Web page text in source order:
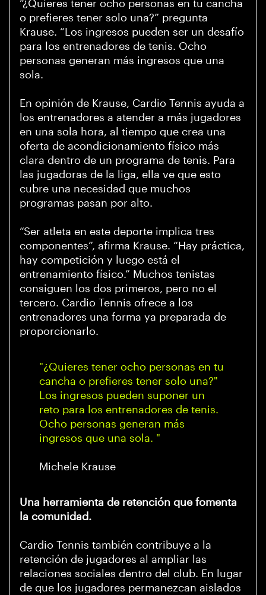
“¿Quieres tener ocho personas en tu cancha
o prefieres tener solo una?” pregunta
Krause. “Los ingresos pueden ser un desafío
para los entrenadores de tenis. Ocho
personas generan más ingresos que una
sola.
En opinión de Krause, Cardio Tennis ayuda a
los entrenadores a atender a más jugadores
en una sola hora, al tiempo que crea una
oferta de acondicionamiento físico más
clara dentro de un programa de tenis. Para
las jugadoras de la liga, ella ve que esto
cubre una necesidad que muchos
programas pasan por alto.
“Ser atleta en este deporte implica tres
componentes”, afirma Krause. “Hay práctica,
hay competición y luego está el
entrenamiento físico.” Muchos tenistas
consiguen los dos primeros, pero no el
tercero. Cardio Tennis ofrece a los
entrenadores una forma ya preparada de
proporcionarlo.
"¿Quieres tener ocho personas en tu
cancha o prefieres tener solo una?"
Los ingresos pueden suponer un
reto para los entrenadores de tenis.
Ocho personas generan más
ingresos que una sola. "
Michele Krause
Una herramienta de retención que fomenta
la comunidad.
Cardio Tennis también contribuye a la
retención de jugadores al ampliar las
relaciones sociales dentro del club. En lugar
de que los jugadores permanezcan aislados